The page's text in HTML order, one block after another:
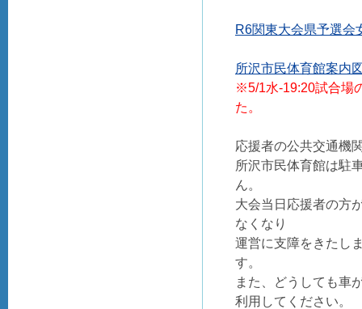
R6関東大会県予選会
所沢市民体育館案内
※5/1水-19:20試合場
た。
応援者の公共交通機
所沢市民体育館は駐
ん。
大会当日応援者の方
なくなり
運営に支障をきたし
す。
また、どうしても車
利用してください。